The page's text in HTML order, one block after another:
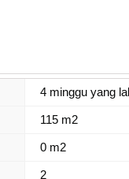
4 minggu yang
115 m2
0 m2
2